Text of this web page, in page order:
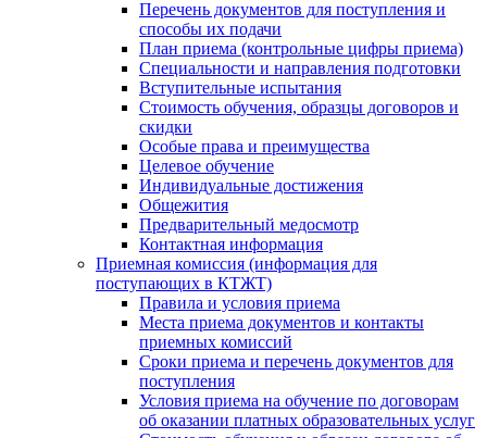
Перечень документов для поступления и
способы их подачи
План приема (контрольные цифры приема)
Специальности и направления подготовки
Вступительные испытания
Стоимость обучения, образцы договоров и
скидки
Особые права и преимущества
Целевое обучение
Индивидуальные достижения
Общежития
Предварительный медосмотр
Контактная информация
Приемная комиссия (информация для
поступающих в КТЖТ)
Правила и условия приема
Места приема документов и контакты
приемных комиссий
Сроки приема и перечень документов для
поступления
Условия приема на обучение по договорам
об оказании платных образовательных услуг